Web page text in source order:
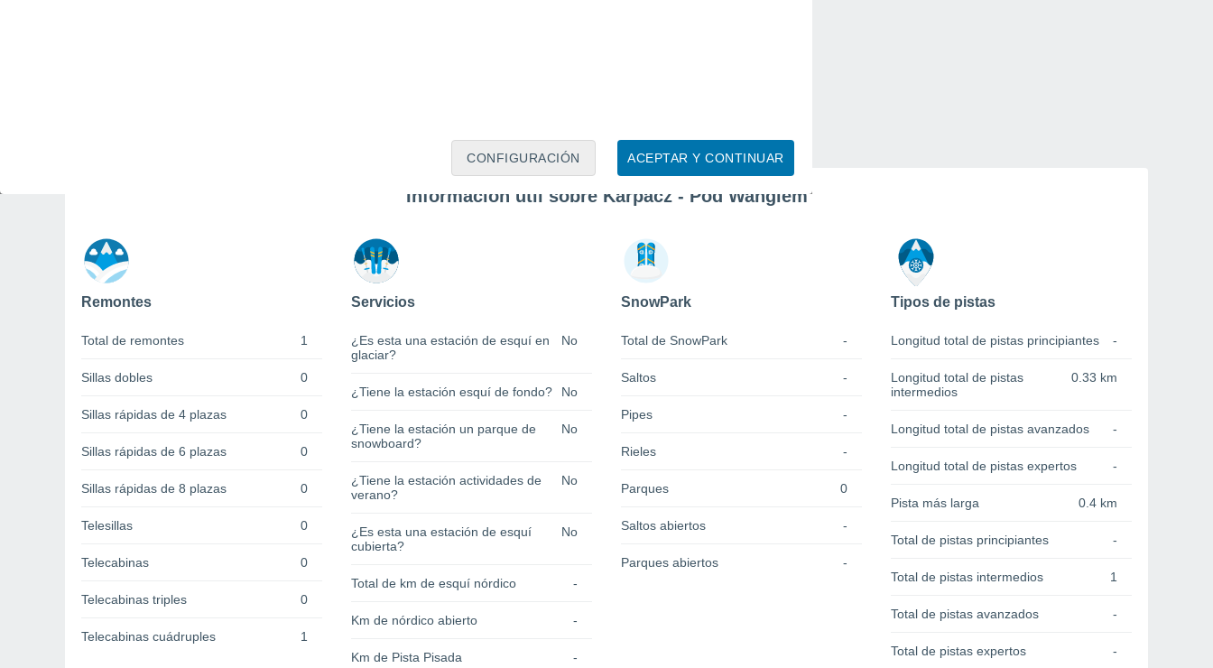
ACEPTAR Y CONTINUAR
CONFIGURACIÓN
Información útil sobre Karpacz - Pod Wangiem
Remontes
Total de remontes 1
Sillas dobles 0
Sillas rápidas de 4 plazas 0
Sillas rápidas de 6 plazas 0
Sillas rápidas de 8 plazas 0
Telesillas 0
Telecabinas 0
Telecabinas triples 0
Telecabinas cuádruples 1
Servicios
¿Es esta una estación de esquí en
glaciar?
No
¿Tiene la estación esquí de fondo? No
¿Tiene la estación un parque de
snowboard?
No
¿Tiene la estación actividades de
verano?
No
¿Es esta una estación de esquí
cubierta?
No
Total de km de esquí nórdico -
Km de nórdico abierto -
Km de Pista Pisada -
SnowPark
Total de SnowPark -
Saltos -
Pipes -
Rieles -
Parques 0
Saltos abiertos -
Parques abiertos -
Tipos de pistas
Longitud total de pistas principiantes -
Longitud total de pistas
intermedios
0.33 km
Longitud total de pistas avanzados -
Longitud total de pistas expertos -
Pista más larga 0.4 km
Total de pistas principiantes -
Total de pistas intermedios 1
Total de pistas avanzados -
Total de pistas expertos -